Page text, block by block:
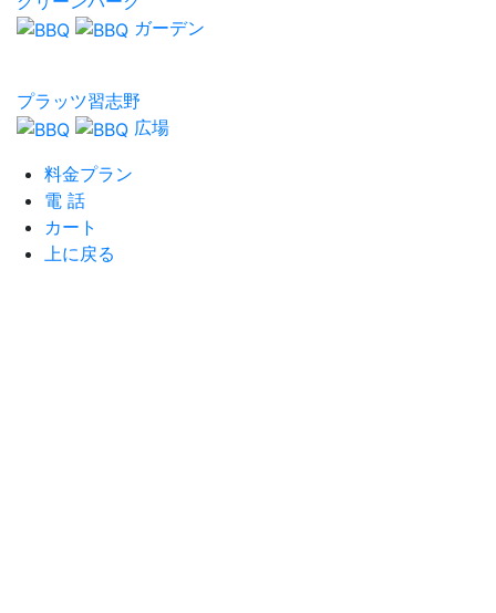
ガーデン
プラッツ習志野
広場
料金プラン
電 話
カート
上に戻る